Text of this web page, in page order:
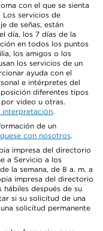
con el que se sienta
Los servicios de
de señas, están
día, los 7 días de la
en todos los puntos
los amigos o los
los servicios de un
ayuda con el
e intérpretes del
diferentes tipos
video u otras.
interpretación.
de un
con nosotros.
impresa del directorio
a Servicio a los
la semana, de 8 a. m. a
impresa del directorio
después de su
si su solicitud de una
solicitud permanente